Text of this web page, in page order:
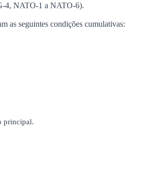
4, NATO-1 a NATO-6).
as seguintes condições cumulativas:
principal.